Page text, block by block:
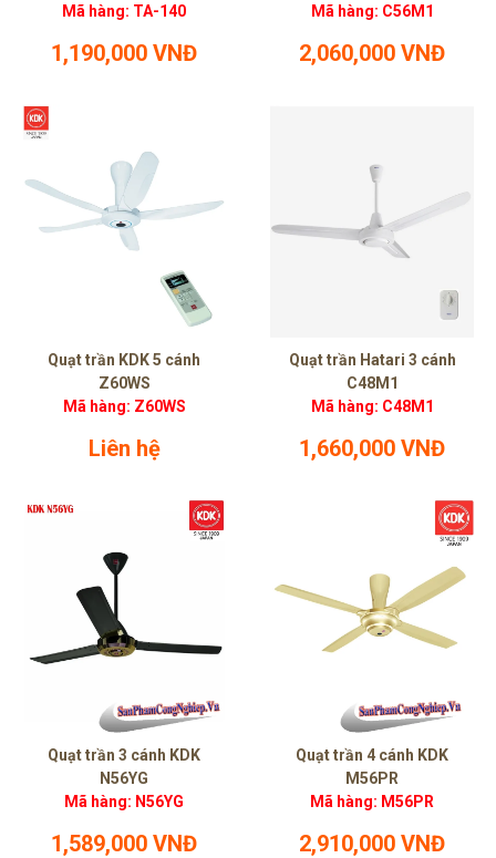
Mã hàng: TA-140
1,190,000 VNĐ
Mã hàng: C56M1
2,060,000 VNĐ
Quạt trần KDK 5 cánh
Z60WS
Mã hàng: Z60WS
Liên hệ
Quạt trần Hatari 3 cánh
C48M1
Mã hàng: C48M1
1,660,000 VNĐ
Quạt trần 3 cánh KDK
N56YG
Mã hàng: N56YG
1,589,000 VNĐ
Quạt trần 4 cánh KDK
M56PR
Mã hàng: M56PR
2,910,000 VNĐ